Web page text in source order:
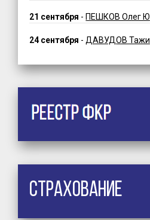
21 сентября - ПЕШКОВ Олег
24 сентября - ДАВУДОВ
Страхование